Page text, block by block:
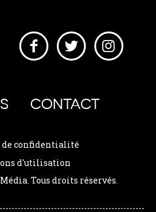
CONTACT
confidentialité
d'utilisation
Tous droits réservés.